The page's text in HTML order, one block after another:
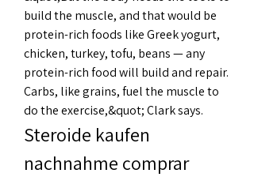
build the muscle, and that would be
protein-rich foods like Greek yogurt,
chicken, turkey, tofu, beans — any
protein-rich food will build and repair.
Carbs, like grains, fuel the muscle to
do the exercise,&quot; Clark says.
Steroide kaufen
nachnahme comprar